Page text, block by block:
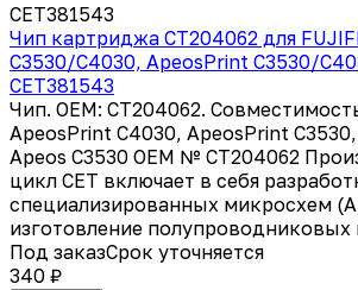
CET381543
Чип картриджа CT204062 для
C3530/C4030, ApeosPrint C3530/
CET381543
Чип. OEM: CT204062.
ApeosPrint C4030, ApeosPrint
Apeos C3530 OEM № CT204062
цикл CET включает в себя
специализированных микросхем
изготовление полупроводниковых
Под заказСрок уточняется
340 ₽